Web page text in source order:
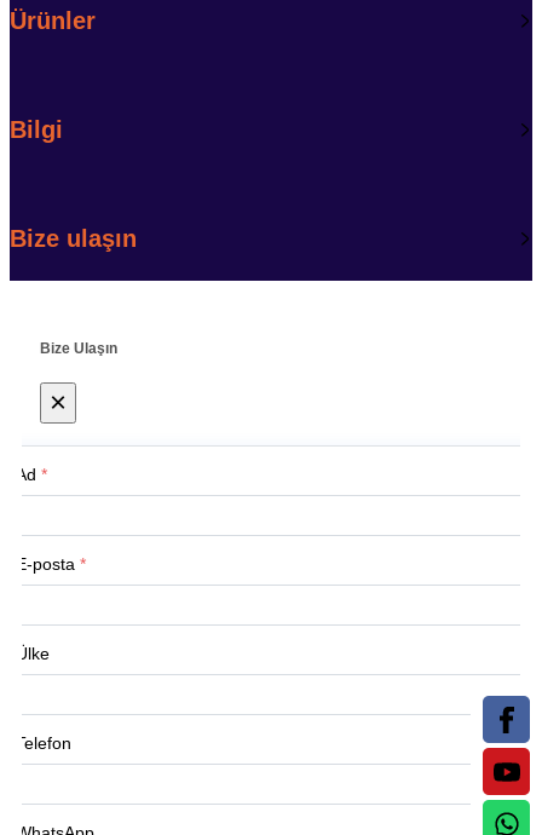
Ürünler
Bilgi
Bize ulaşın
Bize Ulaşın
×
Ad *
E-posta *
Ülke
Telefon